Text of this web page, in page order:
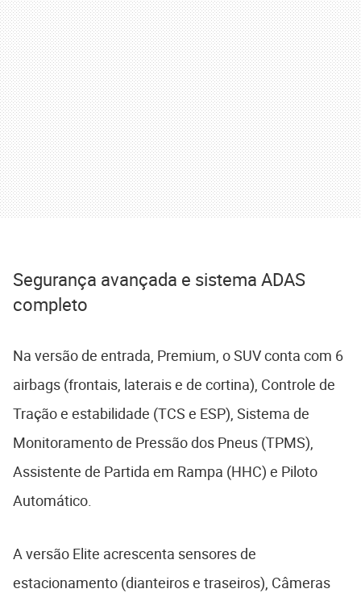
Segurança avançada e sistema ADAS
completo
Na versão de entrada, Premium, o SUV conta com 6
airbags (frontais, laterais e de cortina), Controle de
Tração e estabilidade (TCS e ESP), Sistema de
Monitoramento de Pressão dos Pneus (TPMS),
Assistente de Partida em Rampa (HHC) e Piloto
Automático.
A versão Elite acrescenta sensores de
estacionamento (dianteiros e traseiros), Câmeras